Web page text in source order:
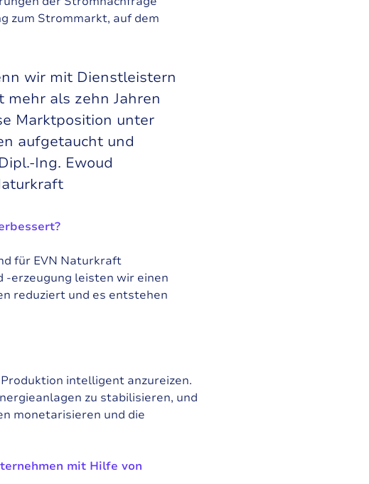
zum Strommarkt, auf dem
wir mit Dienstleistern
mehr als zehn Jahren
Marktposition unter
aufgetaucht und
Ing. Ewoud
für EVN Naturkraft
-erzeugung leisten wir einen
reduziert und es entstehen
intelligent anzureizen.
zu stabilisieren, und
monetarisieren und die
mit Hilfe von